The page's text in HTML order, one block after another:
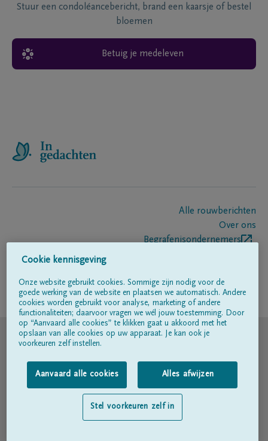
Stuur een condoléancebericht, brand een kaarsje of bestel
bloemen
Betuig je medeleven
Alle rouwberichten
Over ons
Begrafenisondernemers
Volg ons op
© DELA
Gebruiksvoorwaarden
Privacyverklaring
Toegankelijkheidsverklaring
Cookie kennisgeving
Onze website gebruikt cookies. Sommige zijn nodig voor de
goede werking van de website en plaatsen we automatisch. Andere
cookies worden gebruikt voor analyse, marketing of andere
functionaliteiten; daarvoor vragen we wél jouw toestemming. Door
op “Aanvaard alle cookies” te klikken gaat u akkoord met het
opslaan van alle cookies op uw apparaat. Je kan ook je
voorkeuren zelf instellen.
Aanvaard alle cookies Alles afwijzen
Stel voorkeuren zelf in